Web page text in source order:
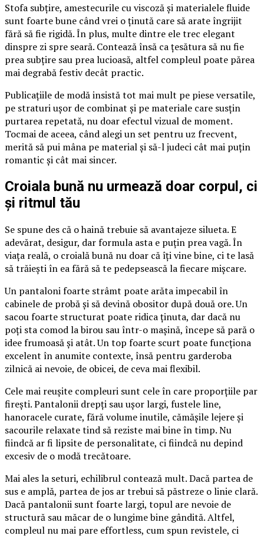
Stofa subțire, amestecurile cu viscoză și materialele fluide
sunt foarte bune când vrei o ținută care să arate îngrijit
fără să fie rigidă. În plus, multe dintre ele trec elegant
dinspre zi spre seară. Contează însă ca țesătura să nu fie
prea subțire sau prea lucioasă, altfel compleul poate părea
mai degrabă festiv decât practic.
Publicațiile de modă insistă tot mai mult pe piese versatile,
pe straturi ușor de combinat și pe materiale care susțin
purtarea repetată, nu doar efectul vizual de moment.
Tocmai de aceea, când alegi un set pentru uz frecvent,
merită să pui mâna pe material și să-l judeci cât mai puțin
romantic și cât mai sincer.
Croiala bună nu urmează doar corpul, ci
și ritmul tău
Se spune des că o haină trebuie să avantajeze silueta. E
adevărat, desigur, dar formula asta e puțin prea vagă. În
viața reală, o croială bună nu doar că îți vine bine, ci te lasă
să trăiești în ea fără să te pedepsească la fiecare mișcare.
Un pantaloni foarte strâmt poate arăta impecabil în
cabinele de probă și să devină obositor după două ore. Un
sacou foarte structurat poate ridica ținuta, dar dacă nu
poți sta comod la birou sau într-o mașină, începe să pară o
idee frumoasă și atât. Un top foarte scurt poate funcționa
excelent în anumite contexte, însă pentru garderoba
zilnică ai nevoie, de obicei, de ceva mai flexibil.
Cele mai reușite compleuri sunt cele în care proporțiile par
firești. Pantalonii drepți sau ușor largi, fustele line,
hanoracele curate, fără volume inutile, cămășile lejere și
sacourile relaxate tind să reziste mai bine în timp. Nu
fiindcă ar fi lipsite de personalitate, ci fiindcă nu depind
excesiv de o modă trecătoare.
Mai ales la seturi, echilibrul contează mult. Dacă partea de
sus e amplă, partea de jos ar trebui să păstreze o linie clară.
Dacă pantalonii sunt foarte largi, topul are nevoie de
structură sau măcar de o lungime bine gândită. Altfel,
compleul nu mai pare effortless, cum spun revistele, ci